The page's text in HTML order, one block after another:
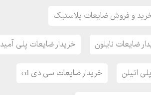
و فروش ضایعات پلاستیک
ضایعات نایلون خریدار ضایعات پلی آمید
اتیلن خریدار ضایعات سی دی cd